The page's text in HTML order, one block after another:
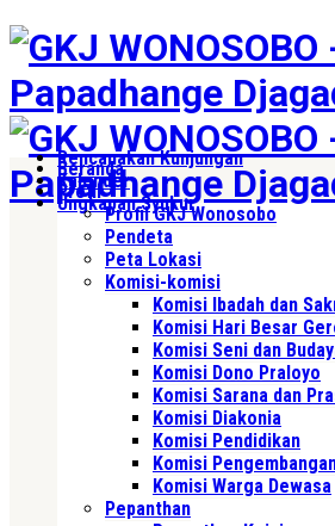
Rencanakan Kunjungan
Kalender
Ungkapan Syukur
Beranda
Profil
Profil GKJ Wonosobo
Pendeta
Peta Lokasi
Komisi-komisi
Komisi Ibadah dan
Komisi Hari Besar
Komisi Seni dan
Komisi Dono Praloyo
Komisi Sarana dan
Komisi Diakonia
Komisi Pendidikan
Komisi
Komisi Warga Dewasa
Pepanthan